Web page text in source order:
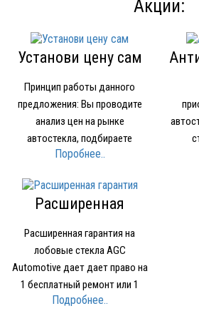
Акции:
Установи цену сам
Принцип работы данного
предложения: Вы проводите
анализ цен на рынке
автостекла, подбираете
устраивающее вас по качеству
компанию и называете где и за
какую минимальную цену нашли
стекло того же производителя…
Поробнее..
Расширенная
Расширенная гарантия на
лобовые стекла AGC
Automotive дает дает право на
1 бесплатный ремонт или 1
бесплатное лобовое стекло при
Подробнее..